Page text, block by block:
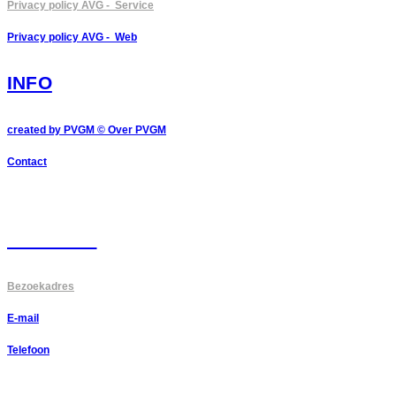
Privacy policy AVG - Service
Privacy policy AVG - Web
INFO
created by PVGM © Over PVGM
Contact
Bezoekadres
E-mail
Telefoon